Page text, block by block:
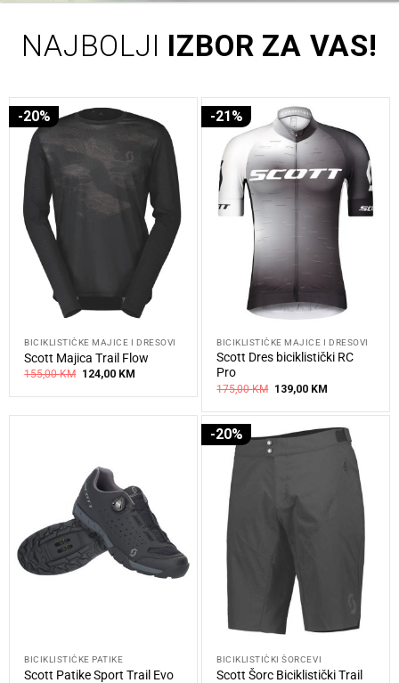
NAJBOLJI IZBOR ZA VAS!
-20%
BICIKLISTIČKE MAJICE I DRESOVI
Scott Majica Trail Flow
155,00KM Original
was:
124,00 KMCurrent
is:
-21%
BICIKLISTIČKE MAJICE I DRESOVI
Scott Dres biciklistički RC
Pro
175,00KM Original
price
was:
175,00 KM.
139,00 KMCurrent
is:
139,00 KM.
BICIKLISTIČKE PATIKE
Scott Patike Sport Trail Evo
-20%
BICIKLISTIČKI ŠORCEVI
Scott Šorc Biciklistički Trail